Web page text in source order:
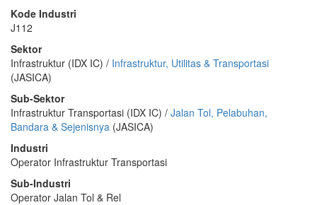
Kode Industri
J112
Sektor
Infrastruktur (IDX IC) / Infrastruktur, Utilitas & Transportasi
(JASICA)
Sub-Sektor
Infrastruktur Transportasi (IDX IC) / Jalan Tol, Pelabuhan,
Bandara & Sejenisnya (JASICA)
Industri
Operator Infrastruktur Transportasi
Sub-Industri
Operator Jalan Tol & Rel